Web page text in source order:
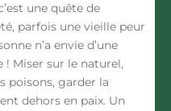
une quête de
parfois une vieille peur
n’a envie d’une
! Miser sur le naturel,
poisons, garder la
dehors en paix. Un